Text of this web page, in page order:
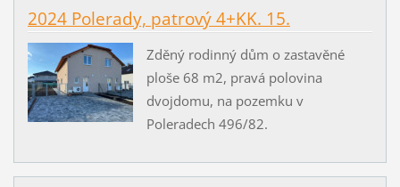
2024 Polerady, patrový 4+KK. 15.
Zděný rodinný dům o zastavěné
ploše 68 m2, pravá polovina
dvojdomu, na pozemku v
Poleradech 496/82.